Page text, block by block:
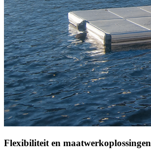
Flexibiliteit en maatwerkoplossingen